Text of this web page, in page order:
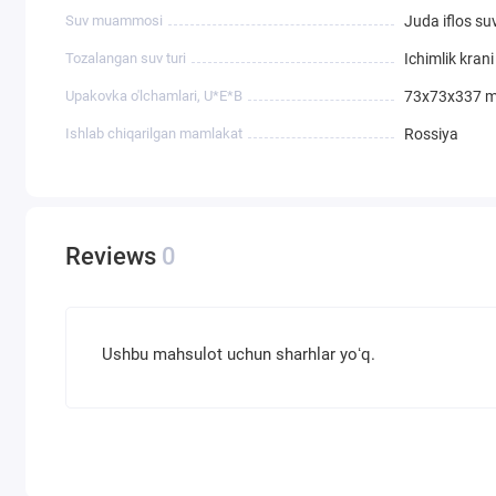
Suv muammosi Juda iflos
Tozalangan suv turi Ichimlik krani
Upakovka o'lchamlari, U*E*B 73x73x337
Ishlab chiqarilgan mamlakat Rossiya
Reviews 0
Ushbu mahsulot uchun sharhlar yoʻq.